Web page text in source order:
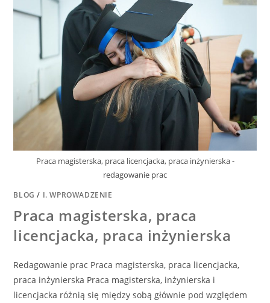
Praca magisterska, praca licencjacka, praca inżynierska -
redagowanie prac
BLOG / I. WPROWADZENIE
Praca magisterska, praca
licencjacka, praca inżynierska
Redagowanie prac Praca magisterska, praca licencjacka,
praca inżynierska Praca magisterska, inżynierska i
licencjacka różnią się między sobą głównie pod względem